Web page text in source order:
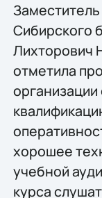
Сибирского
Лихторович
отметила
хорошее
учебной
курса